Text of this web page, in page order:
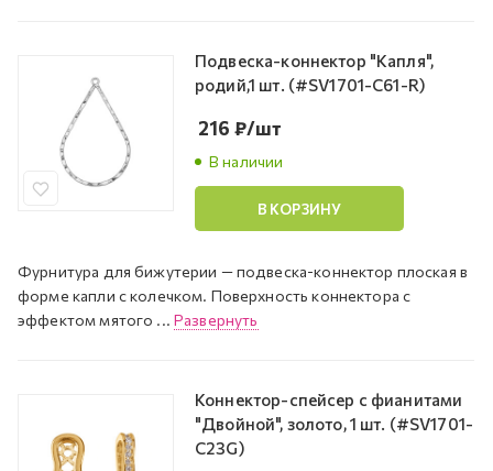
Подвеска-коннектор "Капля",
родий,1 шт. (#SV1701-C61-R)
В наличии
216 ₽/шт
В КОРЗИНУ
Фурнитура для бижутерии — подвеска-коннектор плоская в
форме капли с колечком. Поверхность коннектора с
эффектом мятого ... Развернуть
Коннектор-спейсер с фианитами
"Двойной", золото, 1 шт. (#SV1701-
C23G)